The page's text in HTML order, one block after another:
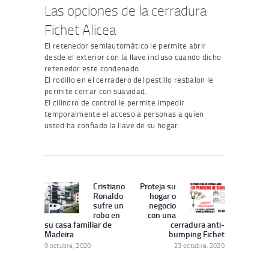
Las opciones de la cerradura
Fichet Alicea
El retenedor semiautomático le permite abrir
desde el exterior con la llave incluso cuando dicho
retenedor este condenado.
El rodillo en el cerradero del pestillo resbalon le
permite cerrar con suavidad.
El cilindro de control le permite impedir
temporalmente el acceso a personas a quien
usted ha confiado la llave de su hogar.
de
entradas
Publicación
Anterior:
Cristiano
Ronaldo
sufre un
robo en
su casa familiar de
Madeira
9 octubre, 2020
Siguiente
publicación:
Proteja su
hogar o
negocio
con una
cerradura anti-
bumping Fichet
23 octubre, 2020